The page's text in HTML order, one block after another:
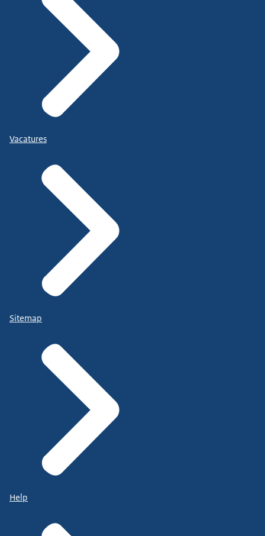
Vacatures
Sitemap
Help